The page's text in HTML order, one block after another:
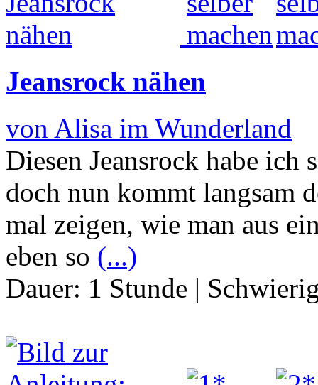
Jeansrock nähen
von Alisa im Wunderland
Diesen Jeansrock habe ich
doch nun kommt langsam
mal zeigen, wie man aus
eben so (...)
Dauer: 1 Stunde |